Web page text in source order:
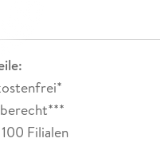
Filialen